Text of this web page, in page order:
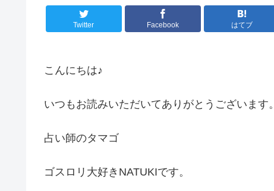
Twitter Facebook はてブ
こんにちは♪
いつもお読みいただいてありがとうございます。
占い師のタマゴ
ゴスロリ大好きNATUKIです。